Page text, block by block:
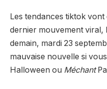
Les tendances tiktok
dernier mouvement viral,
demain, mardi 23
mauvaise nouvelle si
Halloween ou Méchant